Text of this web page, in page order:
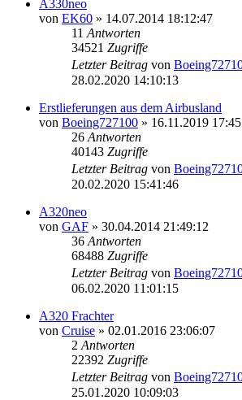
A330neo
von EK60 » 14.07.2014 18:12:47
11 Antworten
34521 Zugriffe
Letzter Beitrag von
28.02.2020 14:10:13
Erstlieferungen aus dem Airbusland
von Boeing727100 » 16.11.2019
26 Antworten
40143 Zugriffe
Letzter Beitrag von
20.02.2020 15:41:46
A320neo
von GAF » 30.04.2014 21:49:12
36 Antworten
68488 Zugriffe
Letzter Beitrag von
06.02.2020 11:01:15
A320 Frachter
von Cruise » 02.01.2016 23:06:07
2 Antworten
22392 Zugriffe
Letzter Beitrag von
25.01.2020 10:09:03